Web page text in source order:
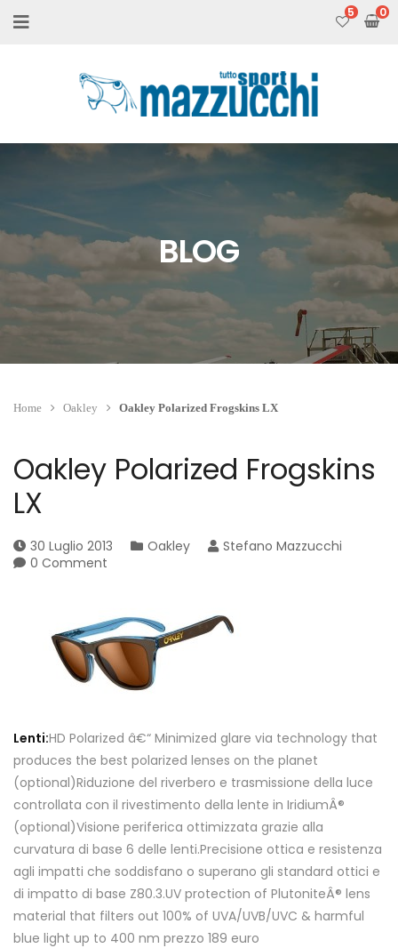
5
BLOG
Home Oakley Oakley Polarized Frogskins LX
Oakley Polarized Frogskins
LX
30 Luglio 2013 Oakley
Stefano Mazzucchi
0 Comment
Lenti:HD Polarized â€“ Minimized glare via technology that
produces the best polarized lenses on the planet
(optional)Riduzione del riverbero e trasmissione della luce
controllata con il rivestimento della lente in IridiumÂ®
(optional)Visione periferica ottimizzata grazie alla
curvatura di base 6 delle lenti.Precisione ottica e resistenza
agli impatti che soddisfano o superano gli standard ottici e
di impatto di base Z80.3.UV protection of PlutoniteÂ® lens
material that filters out 100% of UVA/UVB/UVC & harmful
blue light up to 400 nm prezzo 189 euro